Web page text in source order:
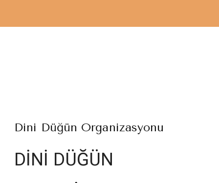
Dini Düğün Organizasyonu
DİNİ DÜĞÜN